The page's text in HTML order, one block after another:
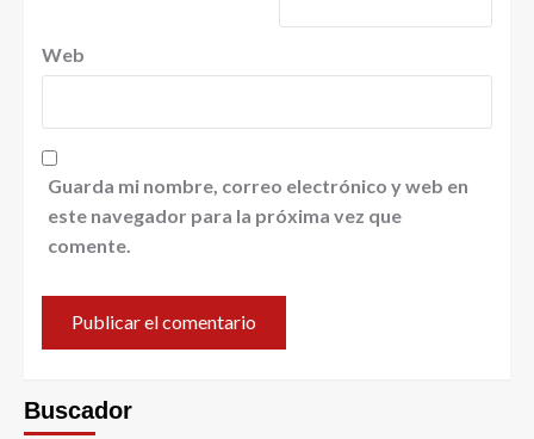
Web
Guarda mi nombre, correo electrónico y web en
este navegador para la próxima vez que
comente.
Buscador